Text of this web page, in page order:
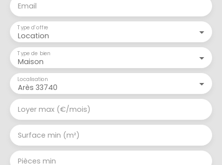
Email
Location
Type d'offre
Maison
Type de bien
Arès 33740
Localisation
Loyer max (€/mois)
Surface min (m²)
Pièces min